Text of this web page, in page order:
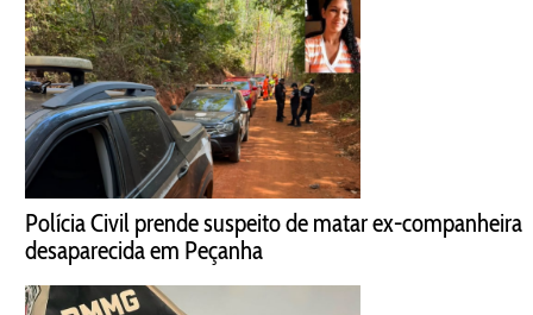
Polícia Civil prende suspeito de matar ex-companheira
desaparecida em Peçanha